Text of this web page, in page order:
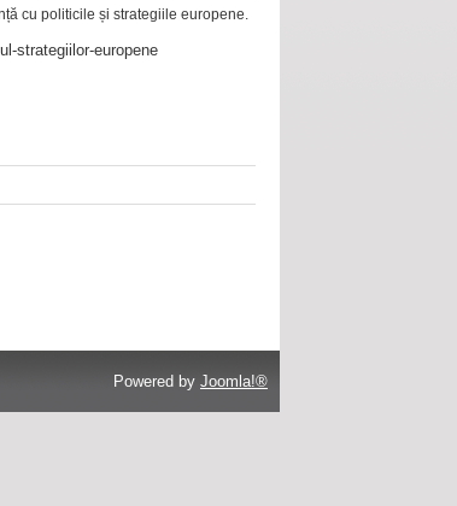
cu politicile și strategiile europene.
strategiilor-europene
Powered by Joomla!®